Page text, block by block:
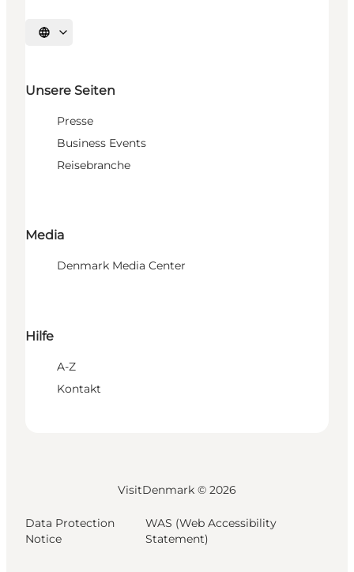
Sprache auswählen
Unsere Seiten
Presse
Business Events
Reisebranche
Media
Denmark Media Center
Hilfe
A-Z
Kontakt
VisitDenmark © 2026
Data Protection
Notice
WAS (Web Accessibility
Statement)